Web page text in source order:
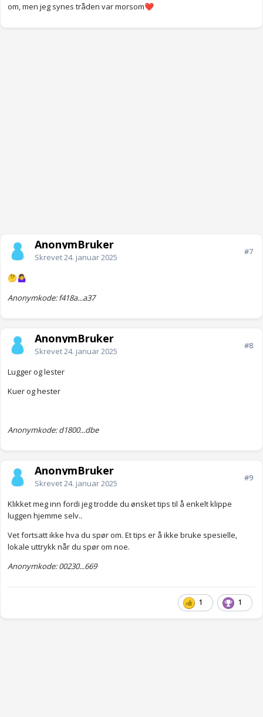
om, men jeg synes tråden var morsom❤️
AnonymBruker
Skrevet24. januar 2025
#7
🤔🤷‍♀️
Anonymkode: f418a...a37
AnonymBruker
Skrevet24. januar 2025
#8
Lugger og lester
Kuer og hester
Anonymkode: d1800...dbe
AnonymBruker
Skrevet24. januar 2025
#9
Klikket meg inn fordi jeg trodde du ønsket tips til å enkelt klippe
luggen hjemme selv..
Vet fortsatt ikke hva du spør om. Et tips er å ikke bruke spesielle,
lokale uttrykk når du spør om noe.
Anonymkode: 00230...669
1 1